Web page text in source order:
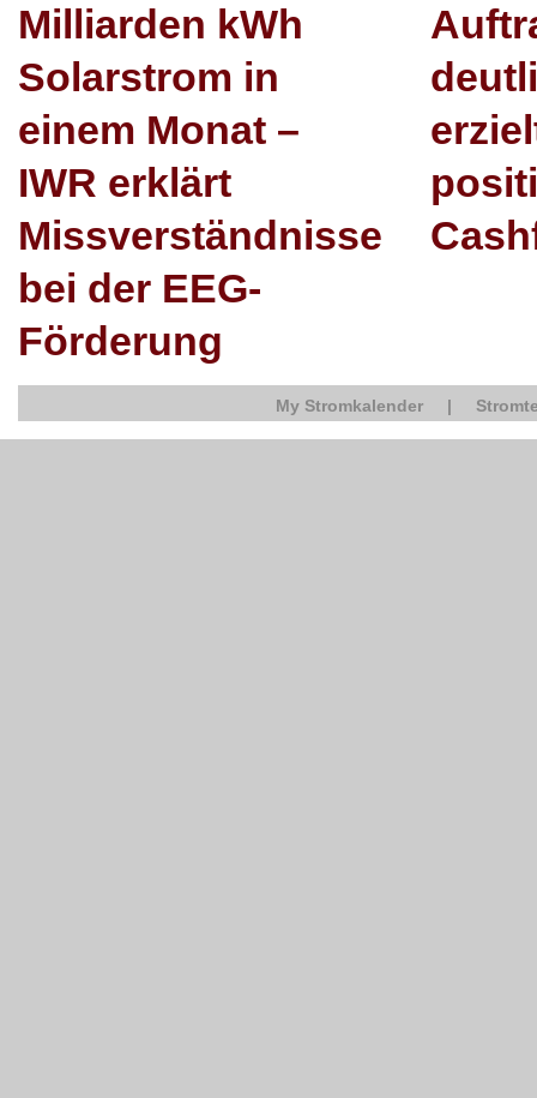
Milliarden kWh
Solarstrom in
einem Monat –
IWR erklärt
Missverständnisse
bei der EEG-
Förderung
My Stromkalender |